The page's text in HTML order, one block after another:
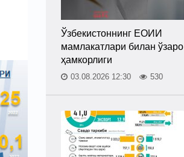
Ўзбекистоннинг ЕОИИ
мамлакатлари билан ўзаро
ҳамкорлиги
03.08.2026 12:30 530